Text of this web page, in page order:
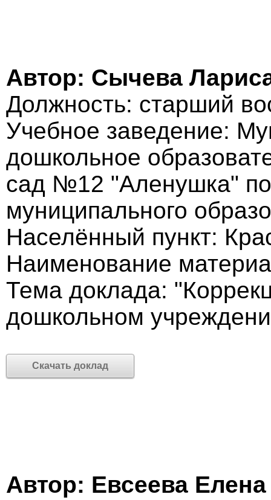
Автор: Сычева
Должность: старший
Учебное заведение:
дошкольное
сад №12 "Аленушка"
муниципального
Населённый пункт:
Наименование
Тема доклада:
дошкольном
Скачать доклад
Автор: Евсеева